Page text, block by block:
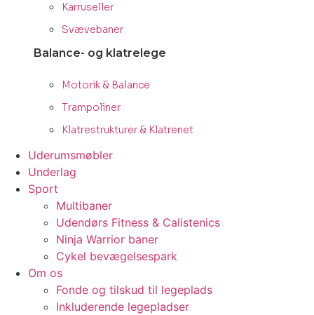
Karruseller
Svævebaner
Balance- og klatrelege
Motorik & Balance
Trampoliner
Klatrestrukturer & Klatrenet
Uderumsmøbler
Underlag
Sport
Multibaner
Udendørs Fitness & Calistenics
Ninja Warrior baner
Cykel bevægelsespark
Om os
Fonde og tilskud til legeplads
Inkluderende legepladser